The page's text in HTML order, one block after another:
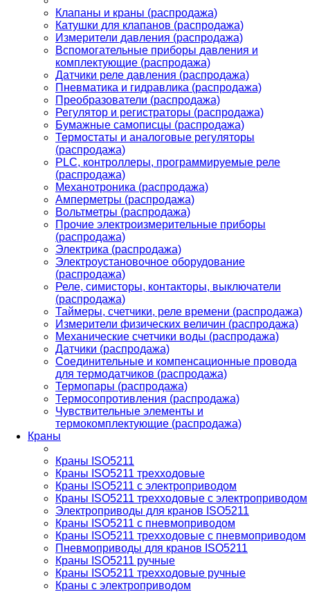
Клапаны и краны (распродажа)
Катушки для клапанов (распродажа)
Измерители давления (распродажа)
Вспомогательные приборы давления и
комплектующие (распродажа)
Датчики реле давления (распродажа)
Пневматика и гидравлика (распродажа)
Преобразователи (распродажа)
Регулятор и регистраторы (распродажа)
Бумажные самописцы (распродажа)
Термостаты и аналоговые регуляторы
(распродажа)
PLС, контроллеры, программируемые реле
(распродажа)
Механотроника (распродажа)
Амперметры (распродажа)
Вольтметры (распродажа)
Прочие электроизмерительные приборы
(распродажа)
Электрика (распродажа)
Электроустановочное оборудование
(распродажа)
Реле, симисторы, контакторы, выключатели
(распродажа)
Таймеры, счетчики, реле времени (распродажа)
Измерители физических величин (распродажа)
Механические счетчики воды (распродажа)
Датчики (распродажа)
Соединительные и компенсационные провода
для термодатчиков (распродажа)
Термопары (распродажа)
Термосопротивления (распродажа)
Чувствительные элементы и
термокомплектующие (распродажа)
Краны
Краны ISO5211
Краны ISO5211 трехходовые
Краны ISO5211 с электроприводом
Краны ISO5211 трехходовые с электроприводом
Электроприводы для кранов ISO5211
Краны ISO5211 с пневмоприводом
Краны ISO5211 трехходовые с пневмоприводом
Пневмоприводы для кранов ISO5211
Краны ISO5211 ручные
Краны ISO5211 трехходовые ручные
Краны с электроприводом